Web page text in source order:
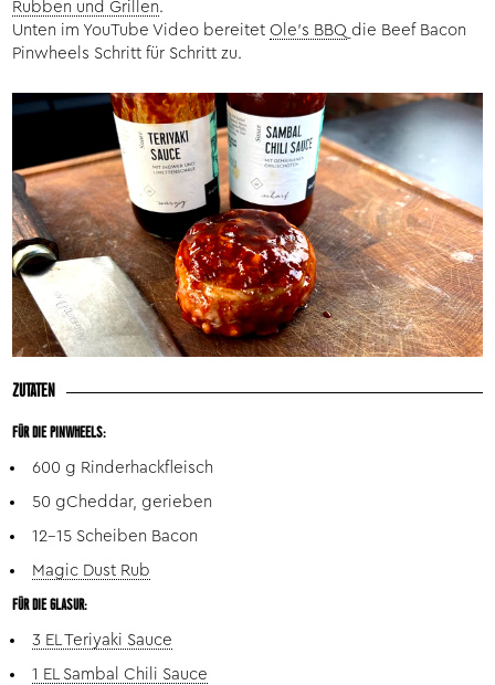
Rubben und Grillen.
Unten im YouTube Video bereitetOle's BBQ die Beef Bacon
Pinwheels Schritt für Schritt zu.
ZUTATEN
FÜR DIE PINWHEELS:
600 g Rinderhackfleisch
50 gCheddar, gerieben
12–15 Scheiben Bacon
Magic Dust Rub
FÜR DIE GLASUR:
3 EL Teriyaki Sauce
1 EL Sambal Chili Sauce